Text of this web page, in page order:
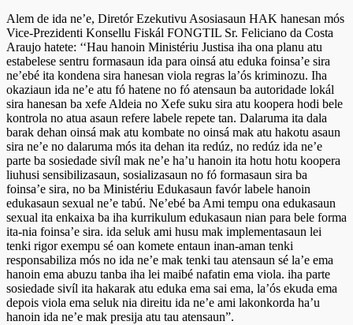
Alem de ida ne’e, Diretór Ezekutivu Asosiasaun HAK hanesan mós
Vice-Prezidenti Konsellu Fiskál FONGTIL Sr. Feliciano da Costa
Araujo hatete: ‘‘Hau hanoin Ministériu Justisa iha ona planu atu
estabelese sentru formasaun ida para oinsá atu eduka foinsa’e sira
ne’ebé ita kondena sira hanesan viola regras la’ós kriminozu. Iha
okaziaun ida ne’e atu fó hatene no fó atensaun ba autoridade lokál
sira hanesan ba xefe Aldeia no Xefe suku sira atu koopera hodi bele
kontrola no atua asaun refere labele repete tan. Dalaruma ita dala
barak dehan oinsá mak atu kombate no oinsá mak atu hakotu asaun
sira ne’e no dalaruma mós ita dehan ita redúz, no redúz ida ne’e
parte ba sosiedade sivíl mak ne’e ha’u hanoin ita hotu hotu koopera
liuhusi sensibilizasaun, sosializasaun no fó formasaun sira ba
foinsa’e sira, no ba Ministériu Edukasaun favór labele hanoin
edukasaun sexual ne’e tabú. Ne’ebé ba Ami tempu ona edukasaun
sexual ita enkaixa ba iha kurrikulum edukasaun nian para bele forma
ita-nia foinsa’e sira. ida seluk ami husu mak implementasaun lei
tenki rigor exempu sé oan komete entaun inan-aman tenki
responsabiliza mós no ida ne’e mak tenki tau atensaun sé la’e ema
hanoin ema abuzu tanba iha lei maibé nafatin ema viola. iha parte
sosiedade sivíl ita hakarak atu eduka ema sai ema, la’ós ekuda ema
depois viola ema seluk nia direitu ida ne’e ami lakonkorda ha’u
hanoin ida ne’e mak presija atu tau atensaun”.